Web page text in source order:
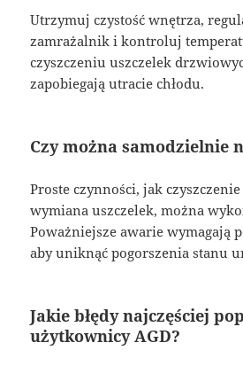
Utrzymuj czystość wnętrza,
zamrażalnik i kontroluj
czyszczeniu uszczelek
zapobiegają utracie chłodu.
Czy można samodzielnie
Proste czynności, jak
wymiana uszczelek, można
Poważniejsze awarie wymagają
aby uniknąć pogorszenia stanu
Jakie błędy najczęściej
użytkownicy AGD?